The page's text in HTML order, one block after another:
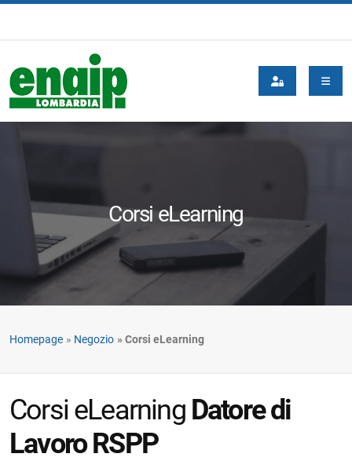
Corsi eLearning
Homepage Negozio Corsi eLearning
Corsi eLearning Datore di
Lavoro RSPP